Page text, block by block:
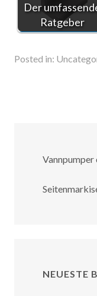
Der
Ratgeber
Posted in:
NEUESTE